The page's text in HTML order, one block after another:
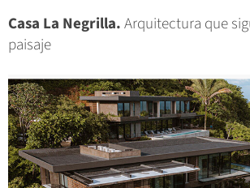
Casa La Negrilla.Arquitectura que
paisaje